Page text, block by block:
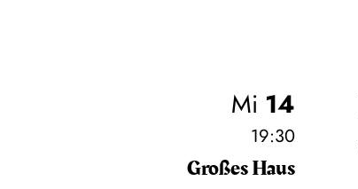
Mi 14
19:30
Großes Haus